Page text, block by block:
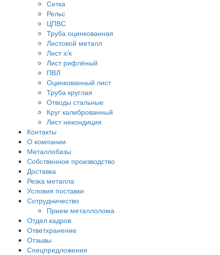
Сетка
Рельс
ЦПВС
Труба оцинкованная
Листовой металл
Лист х/к
Лист рифлёный
ПВЛ
Оцинкованный лист
Труба круглая
Отводы стальные
Круг калиброванный
Лист некондиция
Контакты
О компании
Металлобазы
Собственное производство
Доставка
Резка металла
Условия поставки
Сотрудничество
Прием металлолома
Отдел кадров
Ответхранение
Отзывы
Спецпредложения